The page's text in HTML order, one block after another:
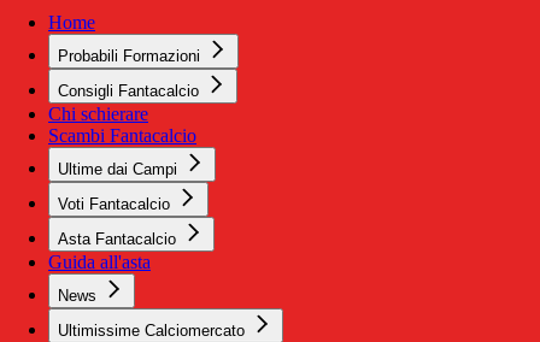
Home
Probabili Formazioni
Consigli Fantacalcio
Chi schierare
Scambi Fantacalcio
Ultime dai Campi
Voti Fantacalcio
Asta Fantacalcio
Guida all'asta
News
Ultimissime Calciomercato